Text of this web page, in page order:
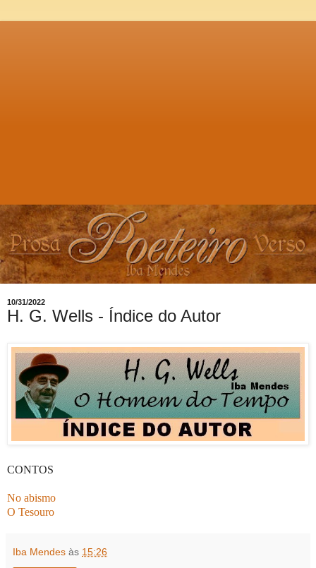
10/31/2022
H. G. Wells - Índice do Autor
CONTOS
No abismo
O Tesouro
Iba Mendes às 15:26